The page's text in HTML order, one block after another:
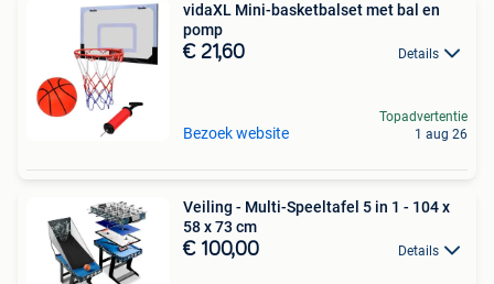
vidaXL Mini-basketbalset met bal en
pomp
€ 21,60 Details
Bezoek website
Topadvertentie
1 aug 26
Veiling - Multi-Speeltafel 5 in 1 - 104 x
58 x 73 cm
€ 100,00 Details